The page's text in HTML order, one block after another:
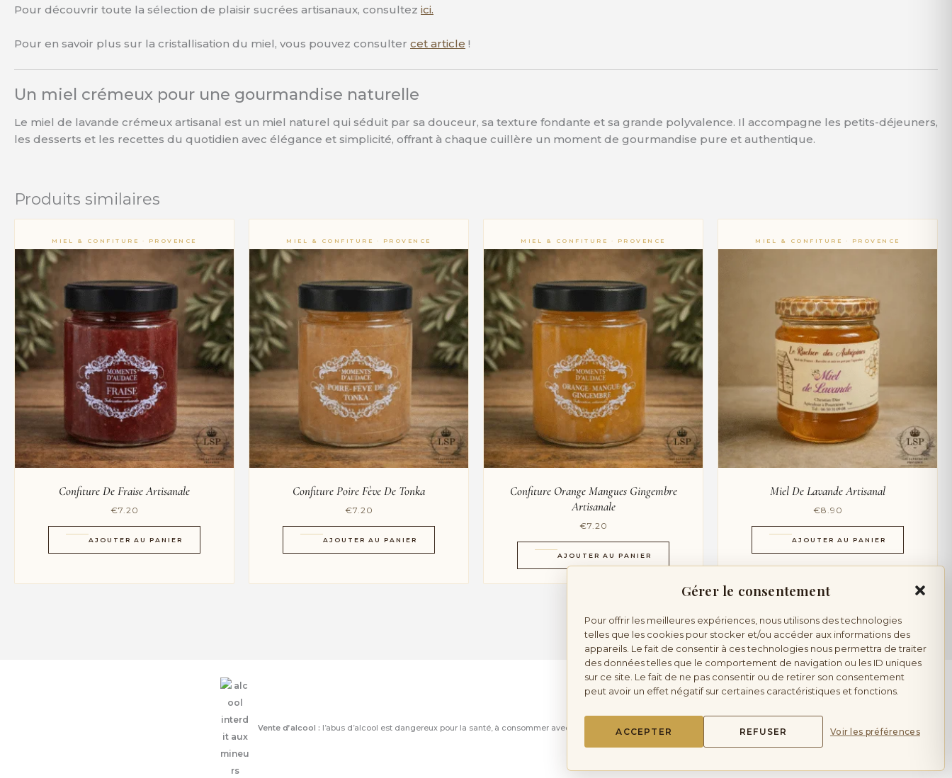
Gérer le consentement
Pour offrir les meilleures expériences, nous utilisons des technologies
telles que les cookies pour stocker et/ou accéder aux informations des
appareils. Le fait de consentir à ces technologies nous permettra de traiter
des données telles que le comportement de navigation ou les ID uniques
sur ce site. Le fait de ne pas consentir ou de retirer son consentement
peut avoir un effet négatif sur certaines caractéristiques et fonctions.
ACCEPTER REFUSER Voir les préférences
Pour découvrir toute la sélection de plaisir sucrées artisanaux, consultez ici.
Pour en savoir plus sur la cristallisation du miel, vous pouvez consulter cet article !
Un miel crémeux pour une gourmandise naturelle
Le miel de lavande crémeux artisanal est un miel naturel qui séduit par sa douceur, sa texture fondante et sa grande polyvalence. Il accompagne les petits-déjeuners,
les desserts et les recettes du quotidien avec élégance et simplicité, offrant à chaque cuillère un moment de gourmandise pure et authentique.
Produits similaires
Confiture De Fraise Artisanale
€7.20
AJOUTER AU PANIER
Confiture Poire Fève De Tonka
€7.20
AJOUTER AU PANIER
Confiture Orange Mangues Gingembre
Artisanale
€7.20
AJOUTER AU PANIER
Miel De Lavande Artisanal
€8.90
AJOUTER AU PANIER
Vente d’alcool : l’abus d’alcool est dangereux pour la santé, à consommer avec modération. Vente interdite aux mineurs.